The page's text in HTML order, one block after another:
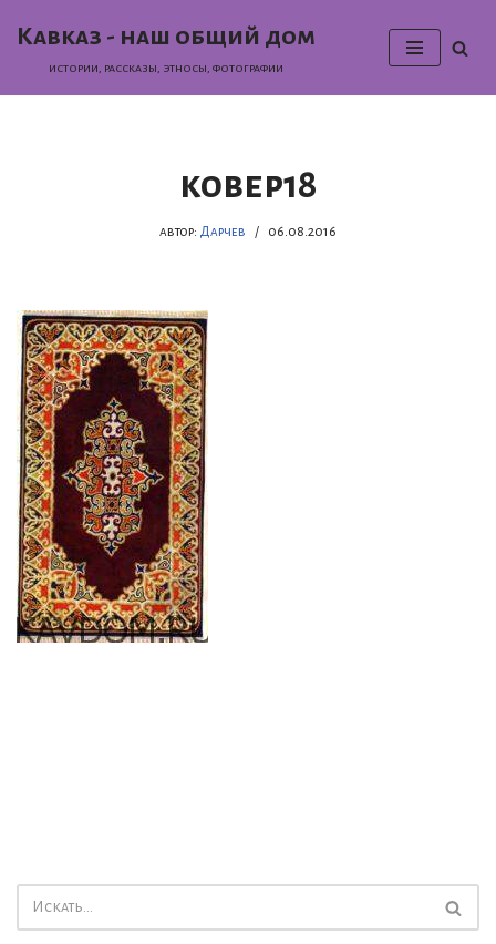
Кавказ - наш общий дом
истории, раcсказы, этносы, фотографии
ковер18
автор: Дарчев 06.08.2016